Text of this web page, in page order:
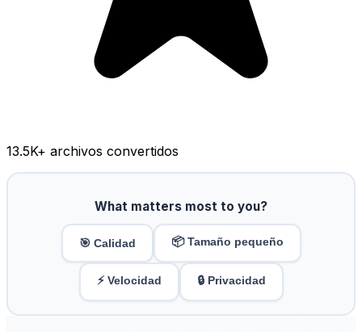
13.5K+ archivos convertidos
What matters most to you?
🎯 Calidad 📦 Tamaño pequeño
⚡ Velocidad 🔒 Privacidad